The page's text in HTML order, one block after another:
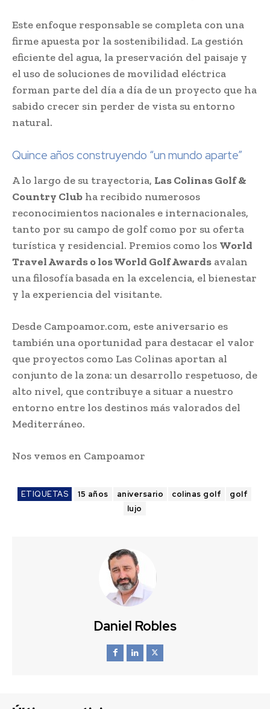
Este enfoque responsable se completa con una
firme apuesta por la sostenibilidad. La gestión
eficiente del agua, la preservación del paisaje y
el uso de soluciones de movilidad eléctrica
forman parte del día a día de un proyecto que ha
sabido crecer sin perder de vista su entorno
natural.
Quince años construyendo “un mundo aparte”
A lo largo de su trayectoria, Las Colinas Golf &
Country Club ha recibido numerosos
reconocimientos nacionales e internacionales,
tanto por su campo de golf como por su oferta
turística y residencial. Premios como los World
Travel Awards o los World Golf Awards avalan
una filosofía basada en la excelencia, el bienestar
y la experiencia del visitante.
Desde Campoamor.com, este aniversario es
también una oportunidad para destacar el valor
que proyectos como Las Colinas aportan al
conjunto de la zona: un desarrollo respetuoso, de
alto nivel, que contribuye a situar a nuestro
entorno entre los destinos más valorados del
Mediterráneo.
Nos vemos en Campoamor
ETIQUETAS 15 años aniversario colinas golf
golf
lujo
Daniel Robles